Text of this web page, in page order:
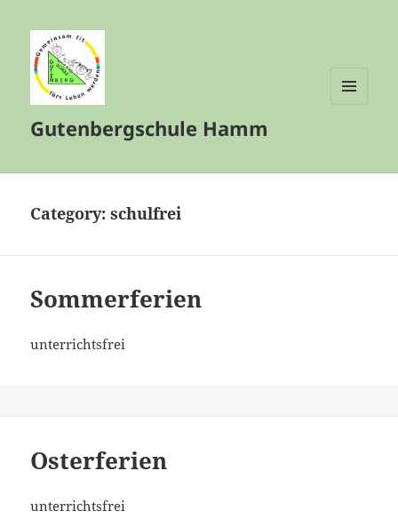
Gutenbergschule Hamm
Category:schulfrei
Sommerferien
unterrichtsfrei
Osterferien
unterrichtsfrei